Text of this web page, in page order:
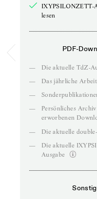
IXYPSILONZETT-
lesen
PDF-
—
Die aktuelle TdZ-
—
Das jährliche
—
—
Persönliches
erworbenen
—
Die aktuelle
—
Die aktuelle
Ausgabe